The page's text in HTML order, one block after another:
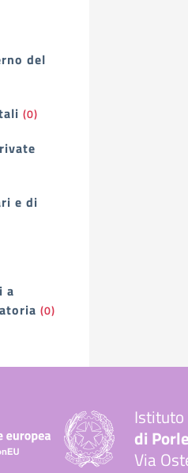
del
(0)
e di
a
(0)
Istituto
di
Via